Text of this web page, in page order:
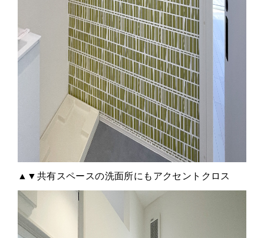
▲▼共有スペースの洗面所にもアクセントクロス